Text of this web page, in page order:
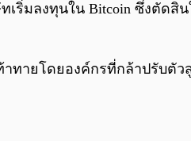
เริ่มลงทุนใน Bitcoin ซึ่งตัดสิ
ทายโดยองค์กรที่กล้าปรับตัว